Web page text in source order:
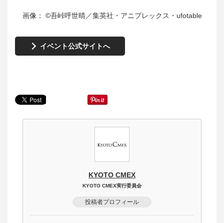
画像： ©吾峠呼世晴／集英社・アニプレックス・ufotable
イベント公式サイトへ
KYOTO CMEX
KYOTO CMEX実行委員会
投稿者プロフィール